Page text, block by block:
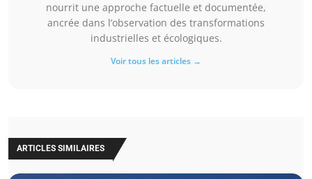
nourrit une approche factuelle et documentée,
ancrée dans l’observation des transformations
industrielles et écologiques.
Voir tous les articles →
ARTICLES SIMILAIRES